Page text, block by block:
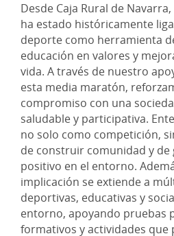
Desde Caja Rural de
ha estado históricamente
deporte como herramienta
educación en valores y
vida. A través de nuestro
esta media maratón,
compromiso con una
saludable y participativa.
no solo como competición,
de construir comunidad y
positivo en el entorno.
implicación se extiende a
deportivas, educativas y
entorno, apoyando pruebas
formativos y actividades que